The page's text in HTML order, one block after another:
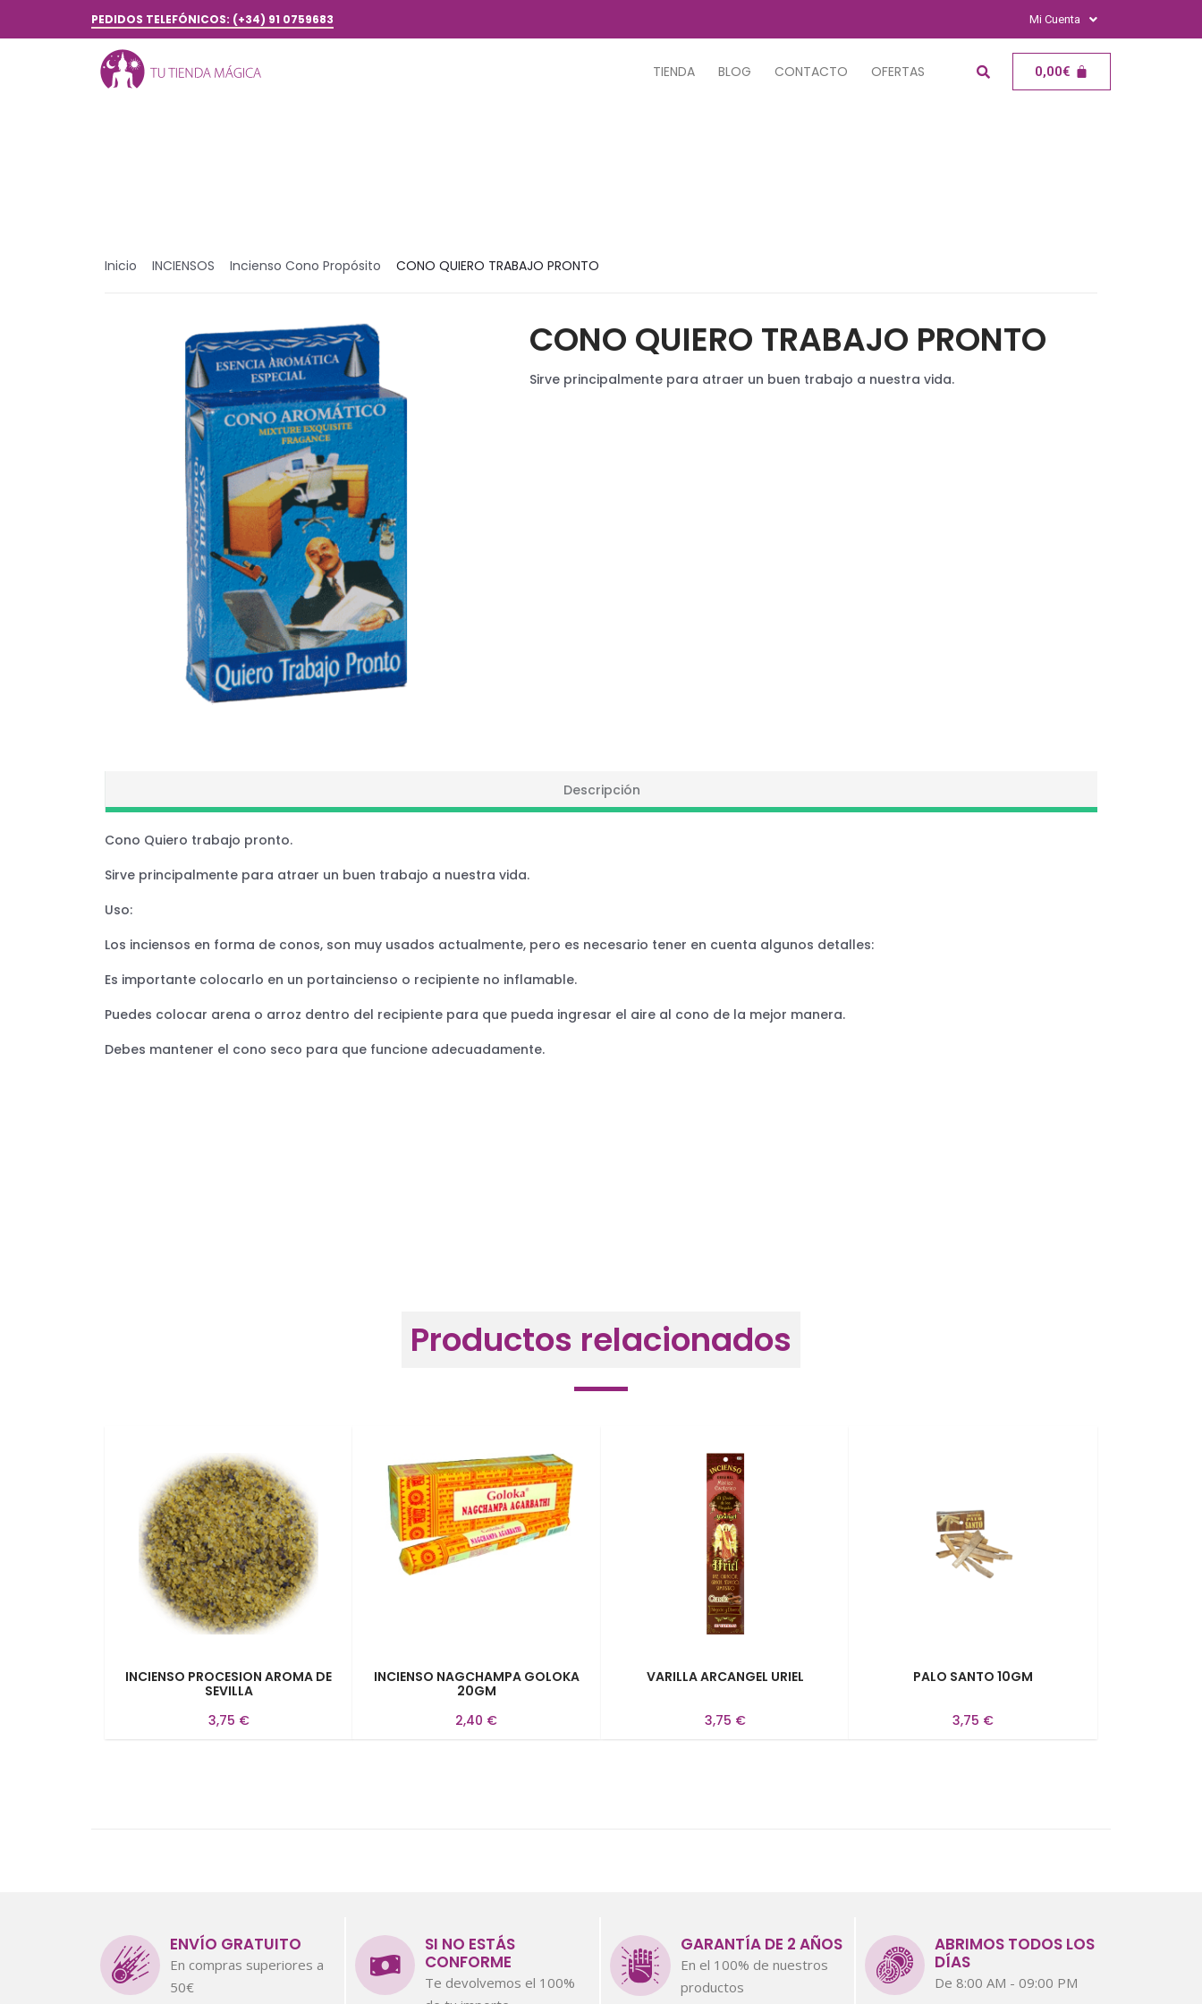
PEDIDOS TELEFÓNICOS: (+34) 91 0759683 Mi Cuenta
TIENDA BLOG CONTACTO OFERTAS 0,00€
Inicio INCIENSOS Incienso Cono Propósito CONO QUIERO TRABAJO PRONTO
CONO QUIERO TRABAJO PRONTO
Sirve principalmente para atraer un buen trabajo a nuestra vida.
Descripción
Cono Quiero trabajo pronto.
Sirve principalmente para atraer un buen trabajo a nuestra vida.
Uso:
Los inciensos en forma de conos, son muy usados actualmente, pero es necesario tener en cuenta algunos detalles:
Es importante colocarlo en un portaincienso o recipiente no inflamable.
Puedes colocar arena o arroz dentro del recipiente para que pueda ingresar el aire al cono de la mejor manera.
Debes mantener el cono seco para que funcione adecuadamente.
Productos relacionados
INCIENSO PROCESION AROMA DE
SEVILLA
3,75 €
INCIENSO NAGCHAMPA GOLOKA
20GM
2,40 €
VARILLA ARCANGEL URIEL
3,75 €
PALO SANTO 10GM
3,75 €
ENVÍO GRATUITO
En compras superiores a
50€
SI NO ESTÁS
CONFORME
Te devolvemos el 100%
GARANTÍA DE 2 AÑOS
En el 100% de nuestros
productos
ABRIMOS TODOS LOS
DÍAS
De 8:00 AM - 09:00 PM